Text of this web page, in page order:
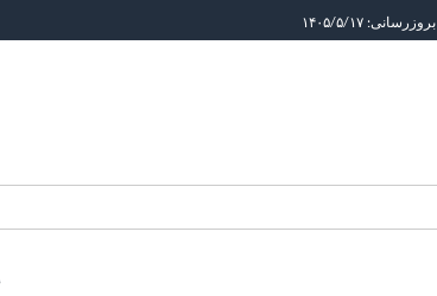
بروزرسانی: ۱۴۰۵/۵/۱۷